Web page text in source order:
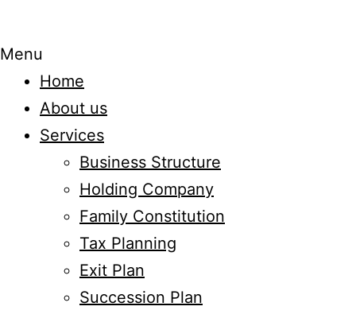
Menu
Home
About us
Services
Business Structure
Holding Company
Family Constitution
Tax Planning
Exit Plan
Succession Plan